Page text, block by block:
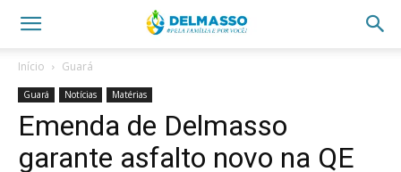
Início Guará
Guará Notícias Matérias
Emenda de Delmasso
garante asfalto novo na QE